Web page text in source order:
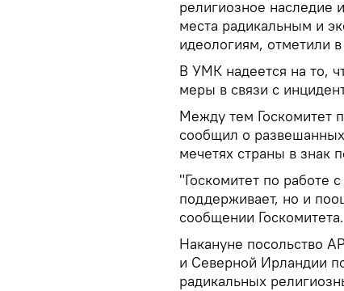
религиозное наследие
места радикальным и
идеологиям, отметили
В УМК надеется на то,
меры в связи с
Между тем Госкомитет
сообщил о
мечетях страны в знак
"Госкомитет по работе
поддерживает, но и
сообщении Госкомитета.
Накануне посольство
и Северной Ирландии
радикальных